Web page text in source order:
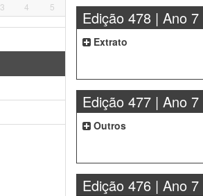
3 4 5
Edição 478 | Ano 7
Extrato
Edição 477 | Ano 7
Outros
Edição 476 | Ano 7